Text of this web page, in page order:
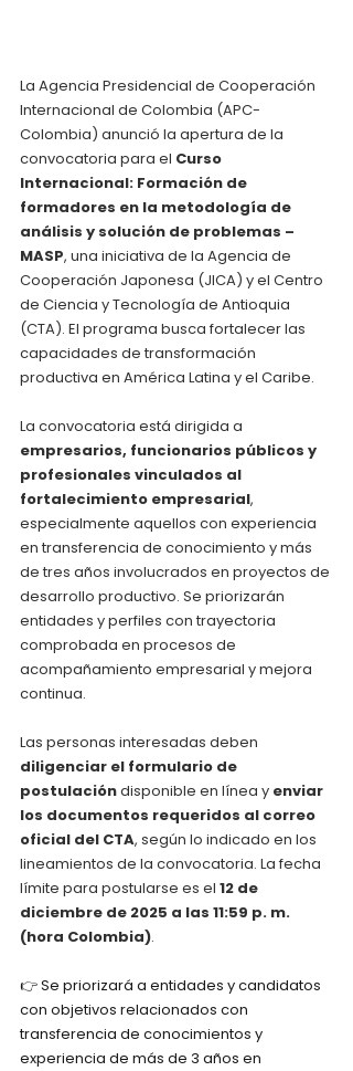
La Agencia Presidencial de Cooperación
Internacional de Colombia (APC-
Colombia) anunció la apertura de la
convocatoria para el Curso
Internacional: Formación de
formadores en la metodología de
análisis y solución de problemas –
MASP, una iniciativa de la Agencia de
Cooperación Japonesa (JICA) y el Centro
de Ciencia y Tecnología de Antioquia
(CTA). El programa busca fortalecer las
capacidades de transformación
productiva en América Latina y el Caribe.
La convocatoria está dirigida a
empresarios, funcionarios públicos y
profesionales vinculados al
fortalecimiento empresarial,
especialmente aquellos con experiencia
en transferencia de conocimiento y más
de tres años involucrados en proyectos de
desarrollo productivo. Se priorizarán
entidades y perfiles con trayectoria
comprobada en procesos de
acompañamiento empresarial y mejora
continua.
Las personas interesadas deben
diligenciar el formulario de
postulación disponible en línea y enviar
los documentos requeridos al correo
oficial del CTA, según lo indicado en los
lineamientos de la convocatoria. La fecha
límite para postularse es el 12 de
diciembre de 2025 a las 11:59 p. m.
(hora Colombia).
👉 Se priorizará a entidades y candidatos
con objetivos relacionados con
transferencia de conocimientos y
experiencia de más de 3 años en